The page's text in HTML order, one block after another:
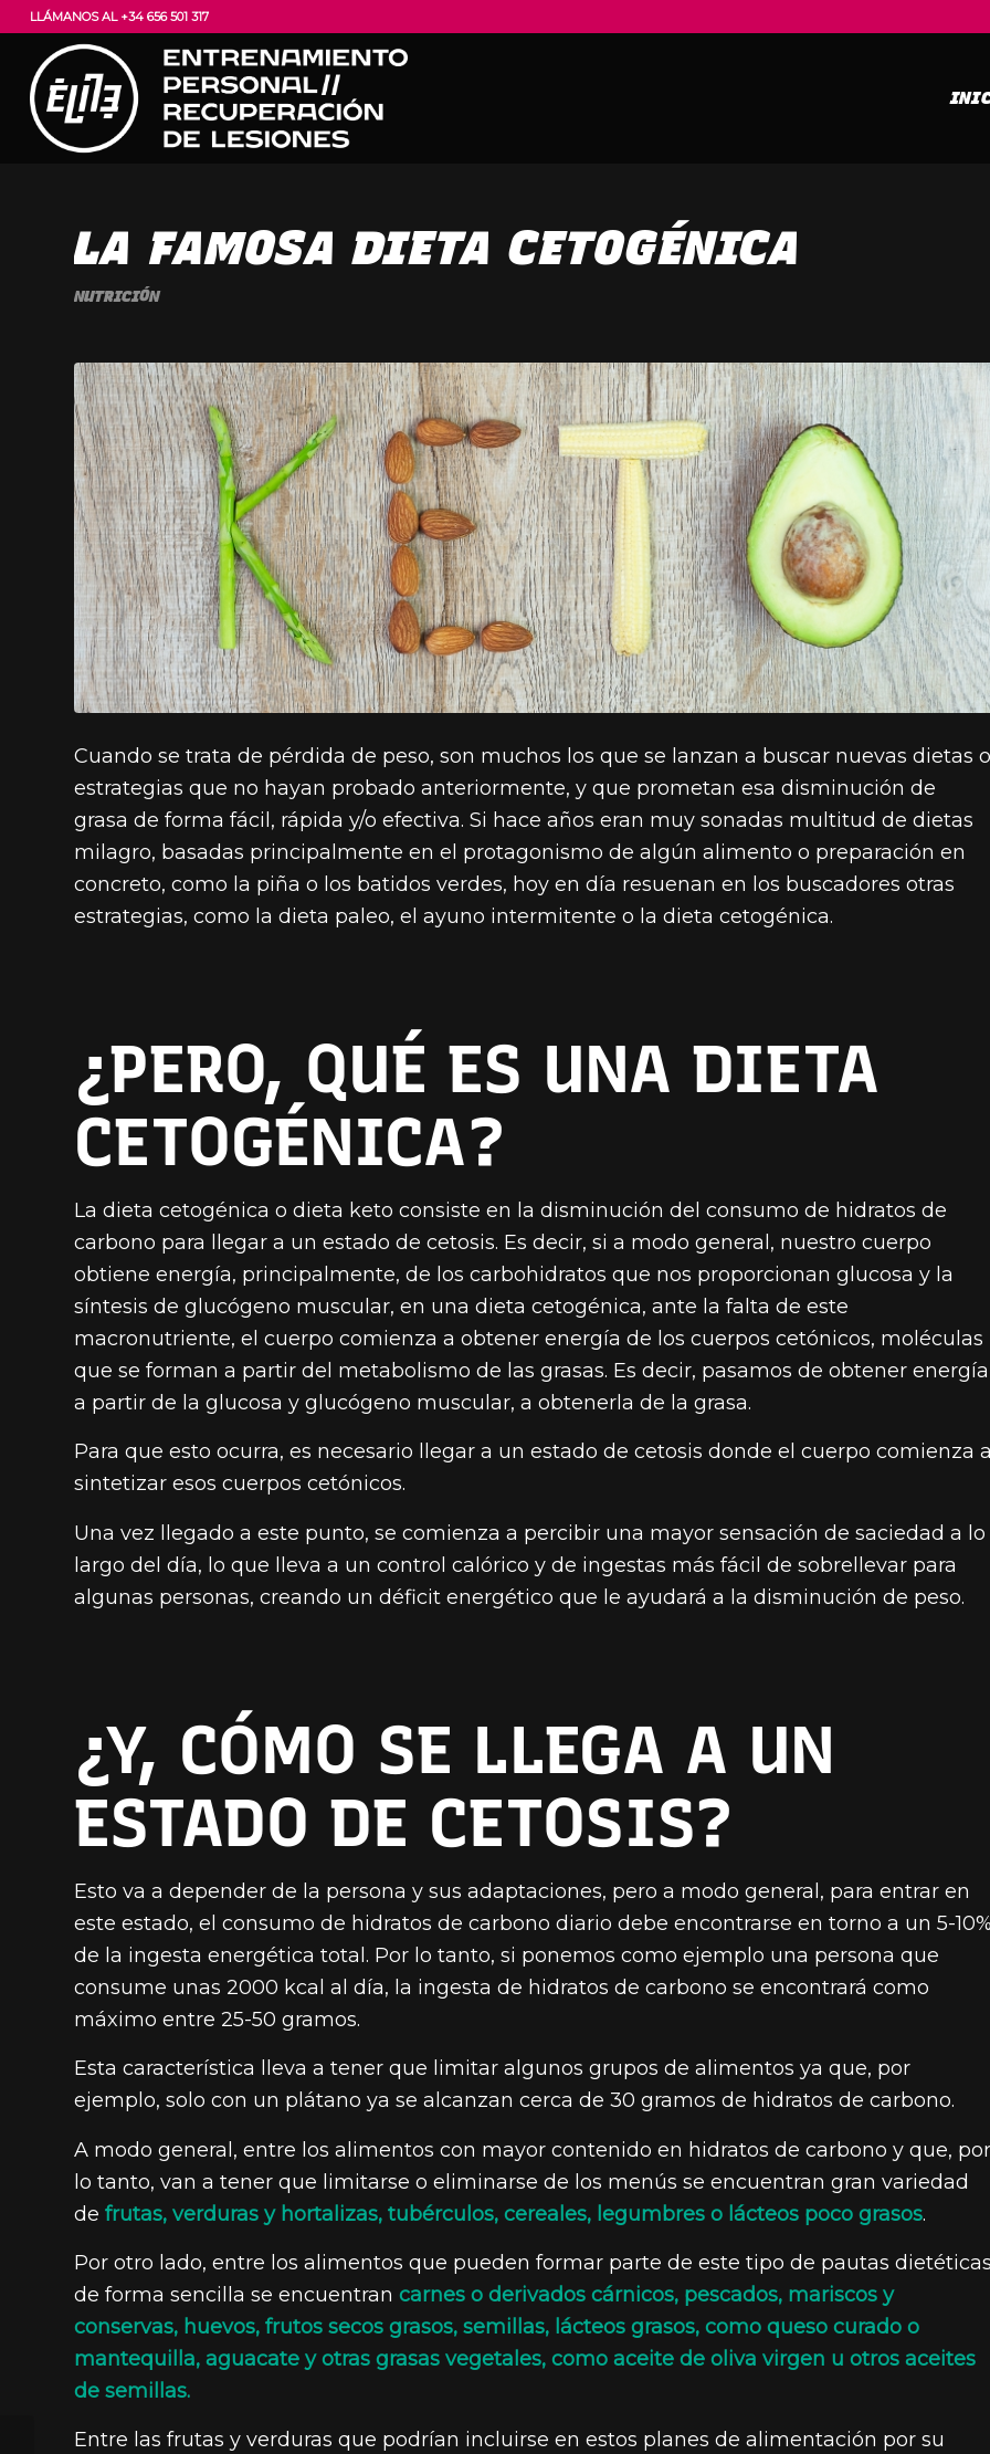
LLÁMANOS AL +34 656 501 317
LA FAMOSA DIETA CETOGÉNICA
NUTRICIÓN
Cuando se trata de pérdida de peso, son muchos los que se lanzan a buscar nuevas dietas o
estrategias que no hayan probado anteriormente, y que prometan esa disminución de
grasa de forma fácil, rápida y/o efectiva. Si hace años eran muy sonadas multitud de dietas
milagro, basadas principalmente en el protagonismo de algún alimento o preparación en
concreto, como la piña o los batidos verdes, hoy en día resuenan en los buscadores otras
estrategias, como la dieta paleo, el ayuno intermitente o la dieta cetogénica.
¿PERO, QUÉ ES UNA DIETA
CETOGÉNICA?
La dieta cetogénica o dieta keto consiste en la disminución del consumo de hidratos de
carbono para llegar a un estado de cetosis. Es decir, si a modo general, nuestro cuerpo
obtiene energía, principalmente, de los carbohidratos que nos proporcionan glucosa y la
síntesis de glucógeno muscular, en una dieta cetogénica, ante la falta de este
macronutriente, el cuerpo comienza a obtener energía de los cuerpos cetónicos, moléculas
que se forman a partir del metabolismo de las grasas. Es decir, pasamos de obtener energía
a partir de la glucosa y glucógeno muscular, a obtenerla de la grasa.
Para que esto ocurra, es necesario llegar a un estado de cetosis donde el cuerpo comienza
sintetizar esos cuerpos cetónicos.
Una vez llegado a este punto, se comienza a percibir una mayor sensación de saciedad a lo
largo del día, lo que lleva a un control calórico y de ingestas más fácil de sobrellevar para
algunas personas, creando un déficit energético que le ayudará a la disminución de peso.
¿Y, CÓMO SE LLEGA A UN
ESTADO DE CETOSIS?
Esto va a depender de la persona y sus adaptaciones, pero a modo general, para entrar en
este estado, el consumo de hidratos de carbono diario debe encontrarse en torno a un 5-
de la ingesta energética total. Por lo tanto, si ponemos como ejemplo una persona que
consume unas 2000 kcal al día, la ingesta de hidratos de carbono se encontrará como
máximo entre 25-50 gramos.
Esta característica lleva a tener que limitar algunos grupos de alimentos ya que, por
ejemplo, solo con un plátano ya se alcanzan cerca de 30 gramos de hidratos de carbono.
A modo general, entre los alimentos con mayor contenido en hidratos de carbono y que, por
lo tanto, van a tener que limitarse o eliminarse de los menús se encuentran gran variedad
de frutas, verduras y hortalizas, tubérculos, cereales, legumbres o lácteos poco grasos.
Por otro lado, entre los alimentos que pueden formar parte de este tipo de pautas
de forma sencilla se encuentran carnes o derivados cárnicos, pescados, mariscos y
conservas, huevos, frutos secos grasos, semillas, lácteos grasos, como queso curado o
mantequilla, aguacate y otras grasas vegetales, como aceite de oliva virgen u otros aceites
de semillas.
Entre las frutas y verduras que podrían incluirse en estos planes de alimentación por su